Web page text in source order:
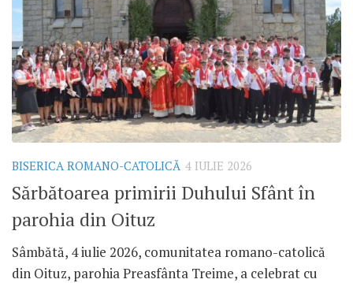
BISERICA ROMANO-CATOLICĂ 4 IULIE 2026
Sărbătoarea primirii Duhului Sfânt în
parohia din Oituz
Sâmbătă, 4 iulie 2026, comunitatea romano-catolică
din Oituz, parohia Preasfânta Treime, a celebrat cu